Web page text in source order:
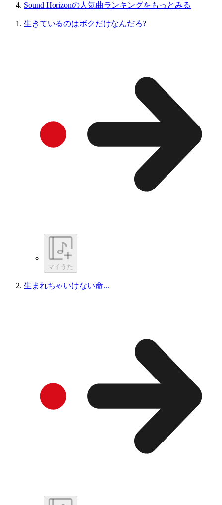
Sound Horizonの人気曲ランキングをもっとみる
生きているのはボクだけなんだろ?
マイうた
生まれちゃいけない命...